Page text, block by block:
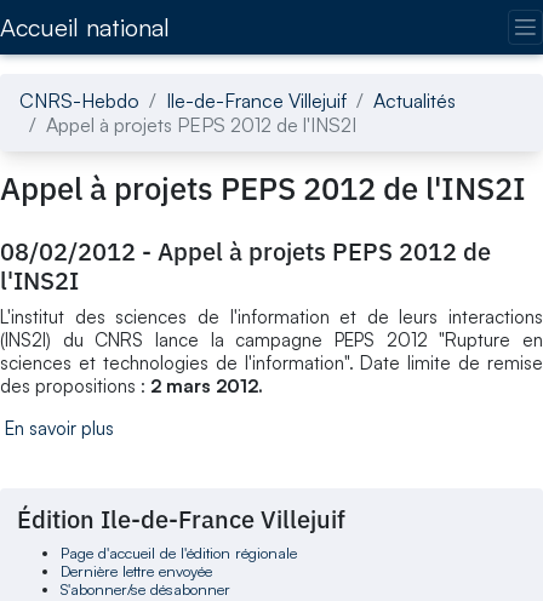
Accueil national
CNRS-Hebdo Ile-de-France Villejuif
Actualités
Appel à projets PEPS 2012 de l'INS2I
Appel à projets PEPS 2012 de l'INS2I
08/02/2012 - Appel à projets PEPS 2012 de
l'INS2I
L'institut des sciences de l'information et de leurs interactions
(INS2I) du CNRS lance la campagne PEPS 2012 "Rupture en
sciences et technologies de l'information". Date limite de remise
des propositions : 2 mars 2012.
En savoir plus
Édition Ile-de-France Villejuif
Page d'accueil de l'édition régionale
Dernière lettre envoyée
S'abonner/se désabonner